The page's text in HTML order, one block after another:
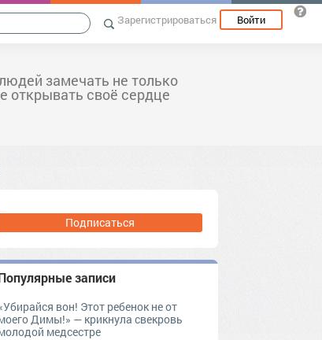
Зарегистрироваться Войти
замечать не только
открывать своё сердце
Подписаться
записи
вон! Этот ребенок не от
Димы!» — крикнула свекровь
медсестре